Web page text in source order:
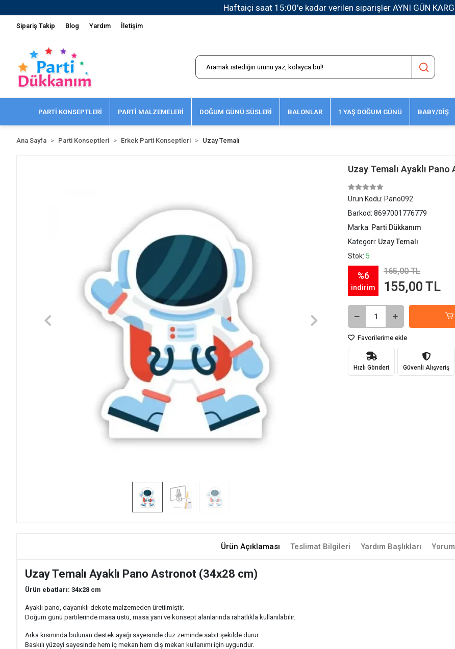
1500 TL ve Üzeri Kargo Ücretsiz!
Sipariş Takip Blog Yardım İletişim
PARTİ KONSEPTLERİ PARTİ MALZEMELERİ DOĞUM GÜNÜ SÜSLERİ BALONLAR 1 YAŞ DOĞUM GÜNÜ BABY/DİŞ
Ana Sayfa Parti Konseptleri Erkek Parti Konseptleri Uzay Temalı
Uzay Temalı Ayaklı
Ürün Kodu: Pano092
Barkod: 8697001776779
Marka: Parti Dükkanım
Kategori: Uzay Temalı
Stok: 5
%6
indirim
165,00 TL
155,00 TL
Favorilerime ekle
Hızlı Gönderi Güvenli Alışveriş
Ürün Açıklaması Teslimat Bilgileri Yardım Başlıkları
Uzay Temalı Ayaklı Pano Astronot (34x28 cm)
Ürün ebatları: 34x28 cm
Ayaklı pano, dayanıklı dekote malzemeden üretilmiştir.
Doğum günü partilerinde masa üstü, masa yanı ve konsept alanlarında rahatlıkla kullanılabilir.
Arka kısmında bulunan destek ayağı sayesinde düz zeminde sabit şekilde durur.
Baskılı yüzeyi sayesinde hem iç mekan hem dış mekan kullanımı için uygundur.